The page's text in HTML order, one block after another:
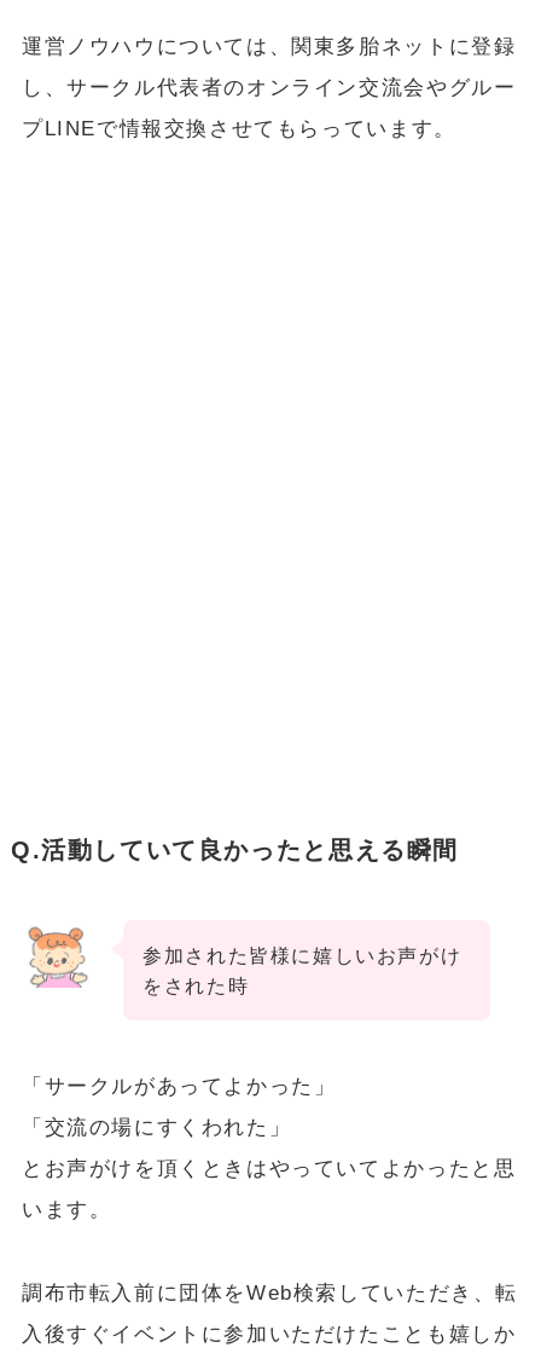
運営ノウハウについては、関東多胎ネットに登録
し、サークル代表者のオンライン交流会やグルー
プLINEで情報交換させてもらっています。
Q.活動していて良かったと思える瞬間
参加された皆様に嬉しいお声がけ
をされた時
「サークルがあってよかった」
「交流の場にすくわれた」
とお声がけを頂くときはやっていてよかったと思
います。
調布市転入前に団体をWeb検索していただき、転
入後すぐイベントに参加いただけたことも嬉しか